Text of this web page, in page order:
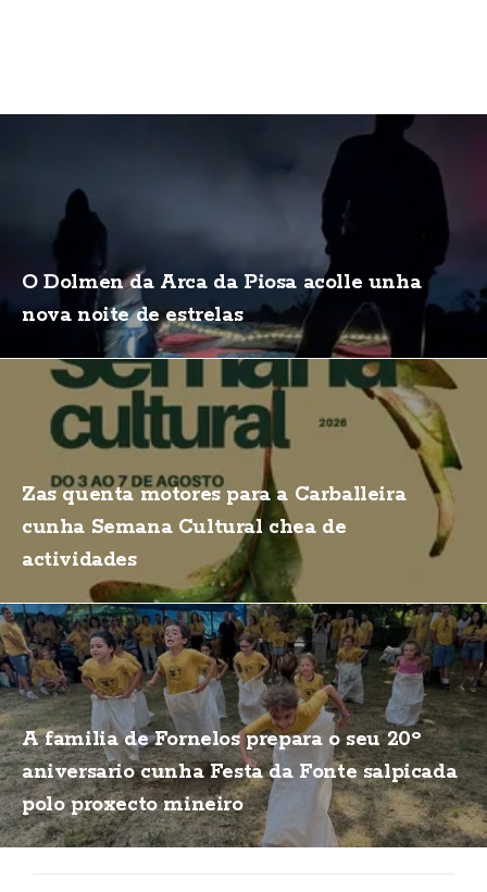
O Dolmen da Arca da Piosa acolle unha
nova noite de estrelas
Zas quenta motores para a Carballeira
cunha Semana Cultural chea de
actividades
A familia de Fornelos prepara o seu 20º
aniversario cunha Festa da Fonte salpicada
polo proxecto mineiro